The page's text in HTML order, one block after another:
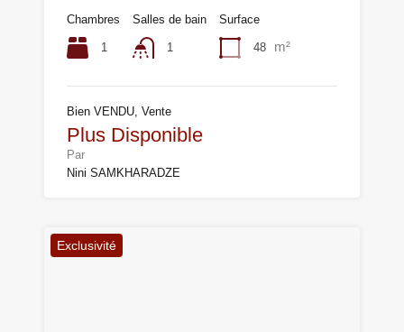
Chambres
1
Salles de bain
1
Surface
48 m²
Bien VENDU, Vente
Plus Disponible
Par
Nini SAMKHARADZE
Exclusivité